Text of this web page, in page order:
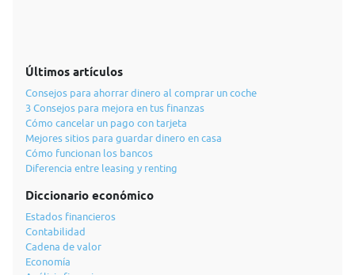
Últimos artículos
Consejos para ahorrar dinero al comprar un coche
3 Consejos para mejora en tus finanzas
Cómo cancelar un pago con tarjeta
Mejores sitios para guardar dinero en casa
Cómo funcionan los bancos
Diferencia entre leasing y renting
Diccionario económico
Estados financieros
Contabilidad
Cadena de valor
Economía